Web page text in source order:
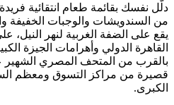
دلّل نفسك بقائمة طعام انتقائية
من السندويشات والوجبات الخفيفة
القاهرة الدولي وأهرامات الجيزة
بالقرب من المتحف المصري الشهير
قصيرة من مراكز التسوق ومعظم
الكبرى.